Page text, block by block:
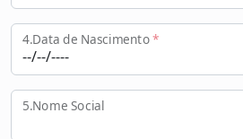
4.Data de Nascimento*
5.Nome Social